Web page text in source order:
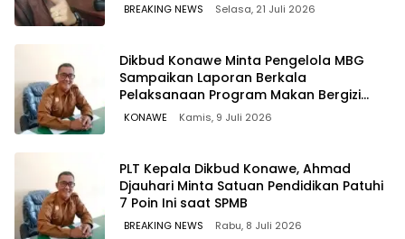
BREAKING NEWS Selasa, 21 Juli 2026
Dikbud Konawe Minta Pengelola MBG
Sampaikan Laporan Berkala
Pelaksanaan Program Makan Bergizi
Gratis
KONAWE Kamis, 9 Juli 2026
PLT Kepala Dikbud Konawe, Ahmad
Djauhari Minta Satuan Pendidikan Patuhi
7 Poin Ini saat SPMB
BREAKING NEWS Rabu, 8 Juli 2026